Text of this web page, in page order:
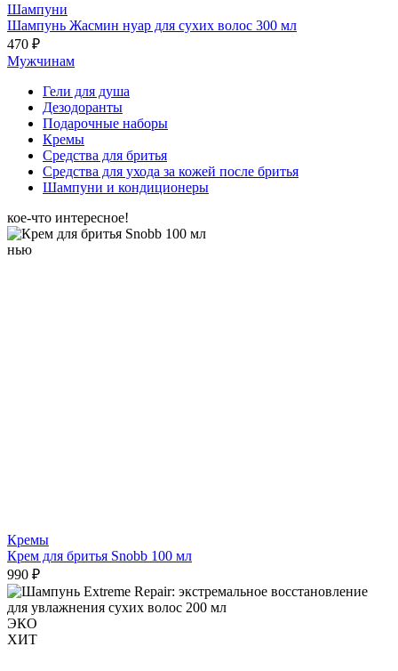
Шампуни
Шампунь Жасмин нуар для сухих волос 300 мл
470 ₽
Мужчинам
Гели для душа
Дезодоранты
Подарочные наборы
Кремы
Средства для бритья
Средства для ухода за кожей после бритья
Шампуни и кондиционеры
кое-что интересное!
нью
Кремы
Крем для бритья Snobb 100 мл
990 ₽
ЭКО
ХИТ